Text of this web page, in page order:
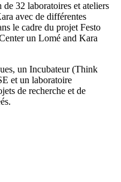
32 laboratoires et ateliers
avec de différentes
le cadre du projet Festo
un Lomé and Kara
un Incubateur (Think
et un laboratoire
de recherche et de